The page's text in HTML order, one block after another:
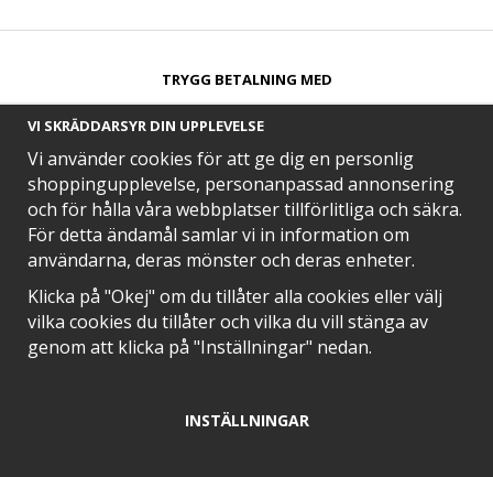
TRYGG BETALNING MED​
SNABB LEVERANS MED
EN DEL AV
VI SKRÄDDARSYR DIN UPPLEVELSE
Vi använder cookies för att ge dig en personlig
shoppingupplevelse, personanpassad annonsering
och för hålla våra webbplatser tillförlitliga och säkra.
För detta ändamål samlar vi in information om
användarna, deras mönster och deras enheter.
Klicka på "Okej" om du tillåter alla cookies eller välj
vilka cookies du tillåter och vilka du vill stänga av
genom att klicka på "Inställningar" nedan.
INSTÄLLNINGAR